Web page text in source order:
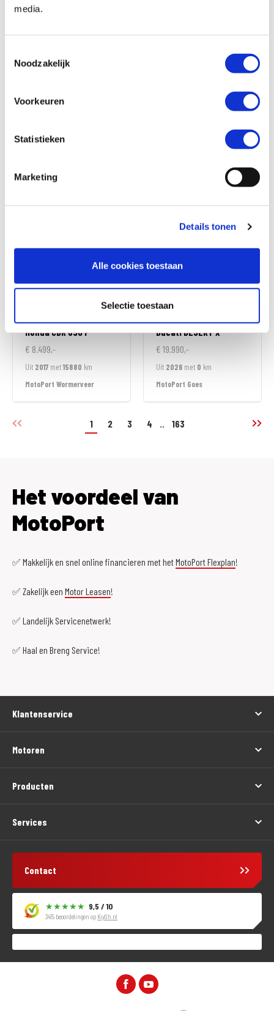
media.
Noodzakelijk
Voorkeuren
Statistieken
Marketing
Details tonen
Alle cookies toestaan
Selectie toestaan
Uit1998
MotoPort Goes
MotoPort Wormerveer
HondaCBR 650 F
€ 8.499,-
Uit 2017 met15880 km
MotoPort Wormerveer
DucatiDESERT X
€ 19.990,-
Uit 2026 met 0 km
MotoPort Goes
1 2 3 4 .. 163
Het voordeel van
MotoPort
✅ Makkelijk en snel online financieren met hetMotoPort Flexplan!
✅ Zakelijk een Motor Leasen!
✅ Landelijk Servicenetwerk!
✅ Haal en Breng Service!
Klantenservice
Motoren
Producten
Services
Contact
9,5 / 10
3415 beoordelingen op KiyOh.nl